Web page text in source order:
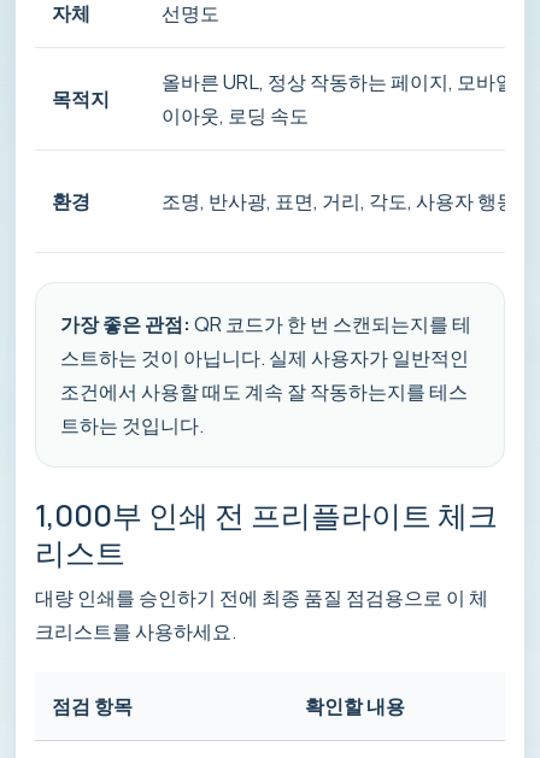
자체
선명도
목적지
올바른 URL, 정상 작동하는 페이지, 모바일 레
이아웃, 로딩 속도
환경 조명, 반사광, 표면, 거리, 각도, 사용자 행동
가장 좋은 관점: QR 코드가 한 번 스캔되는지를 테
스트하는 것이 아닙니다. 실제 사용자가 일반적인
조건에서 사용할 때도 계속 잘 작동하는지를 테스
트하는 것입니다.
1,000부 인쇄 전 프리플라이트 체크
리스트
대량 인쇄를 승인하기 전에 최종 품질 점검용으로 이 체
크리스트를 사용하세요.
점검 항목 확인할 내용